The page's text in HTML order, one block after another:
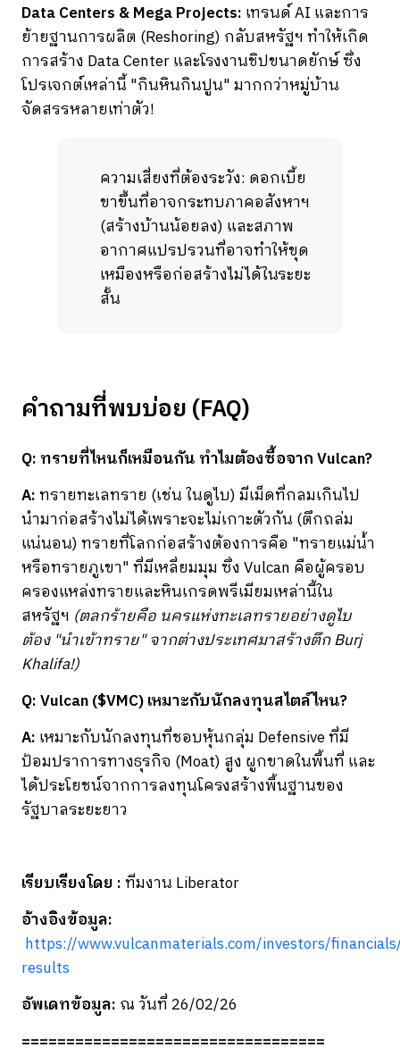
Data Centers & Mega Projects: เทรนด์ AI และการ
ย้ายฐานการผลิต (Reshoring) กลับสหรัฐฯ ทำให้เกิด
การสร้าง Data Center และโรงงานชิปขนาดยักษ์ ซึ่ง
โปรเจกต์เหล่านี้ "กินหินกินปูน" มากกว่าหมู่บ้าน
จัดสรรหลายเท่าตัว!
ความเสี่ยงที่ต้องระวัง: ดอกเบี้ย
ขาขึ้นที่อาจกระทบภาคอสังหาฯ
(สร้างบ้านน้อยลง) และสภาพ
อากาศแปรปรวนที่อาจทำให้ขุด
เหมืองหรือก่อสร้างไม่ได้ในระยะ
สั้น
คำถามที่พบบ่อย (FAQ)
Q: ทรายที่ไหนก็เหมือนกัน ทำไมต้องซื้อจาก Vulcan?
A:ทรายทะเลทราย (เช่น ในดูไบ) มีเม็ดที่กลมเกินไป
นำมาก่อสร้างไม่ได้เพราะจะไม่เกาะตัวกัน (ตึกถล่ม
แน่นอน) ทรายที่โลกก่อสร้างต้องการคือ "ทรายแม่น้ำ
หรือทรายภูเขา" ที่มีเหลี่ยมมุม ซึ่ง Vulcan คือผู้ครอบ
ครองแหล่งทรายและหินเกรดพรีเมียมเหล่านี้ใน
สหรัฐฯ (ตลกร้ายคือ นครแห่งทะเลทรายอย่างดูไบ
ต้อง "นำเข้าทราย" จากต่างประเทศมาสร้างตึก Burj
Khalifa!)
Q: Vulcan ($VMC) เหมาะกับนักลงทุนสไตล์ไหน?
A: เหมาะกับนักลงทุนที่ชอบหุ้นกลุ่ม Defensive ที่มี
ป้อมปราการทางธุรกิจ (Moat) สูง ผูกขาดในพื้นที่ และ
ได้ประโยชน์จากการลงทุนโครงสร้างพื้นฐานของ
รัฐบาลระยะยาว
เรียบเรียงโดย :ทีมงาน Liberator
อ้างอิงข้อมูล:
https://www.vulcanmaterials.com/investors/
results
อัพเดทข้อมูล: ณ วันที่ 26/02/26
==================================